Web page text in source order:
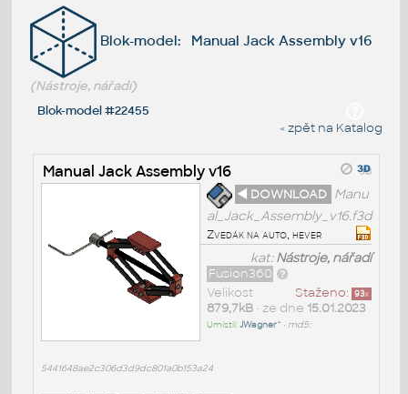
Blok-model: Manual Jack Assembly v16
(Nástroje, nářadí)
Blok-model #22455
« zpět na Katalog
Manual Jack Assembly v16
◄ DOWNLOAD Manu
al_Jack_Assembly_v16.f3d
Zvedák na auto, hever
kat:Nástroje, nářadí
Fusion360
Staženo: 93x
Velikost
879,7kB• ze dne 15.01.2023
Umístil:JWagner^ • md5:
5441648ae2c306d3d9dc801a0b153a24